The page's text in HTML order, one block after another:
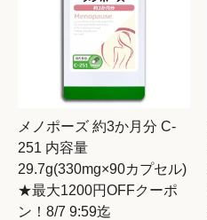
メノポーズ 約3か月分 C-
251 内容量
29.7g(330mg×90カプセル)
★最大1200円OFFクーポ
ン！8/7 9:59迄